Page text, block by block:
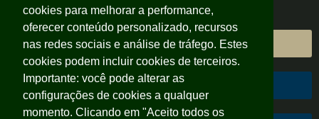
Área do Cliente
Área do Colaborador
cookies para melhorar a performance,
oferecer conteúdo personalizado, recursos
nas redes sociais e análise de tráfego. Estes
cookies podem incluir cookies de terceiros.
Importante: você pode alterar as
configurações de cookies a qualquer
momento. Clicando em "Aceito todos os